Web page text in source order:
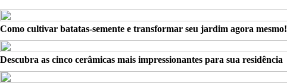
Como cultivar batatas-semente e transformar seu jardim agora mesmo!
Descubra as cinco cerâmicas mais impressionantes para sua residência